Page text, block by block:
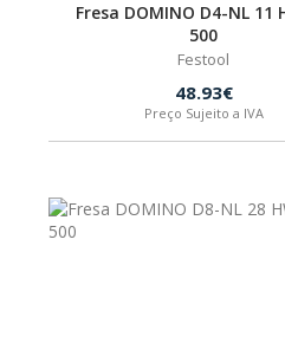
Fresa DOMINO D4-NL 11
500
Festool
48.93€
Preço Sujeito a IVA